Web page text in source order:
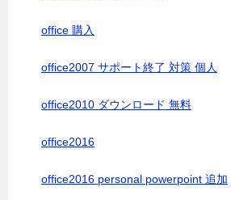
office 購入
office2007 サポート終了 対策 個人
office2010 ダウンロード 無料
office2016
office2016 personal powerpoint 追加